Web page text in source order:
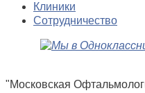
Клиники
Сотрудничество
"Московская